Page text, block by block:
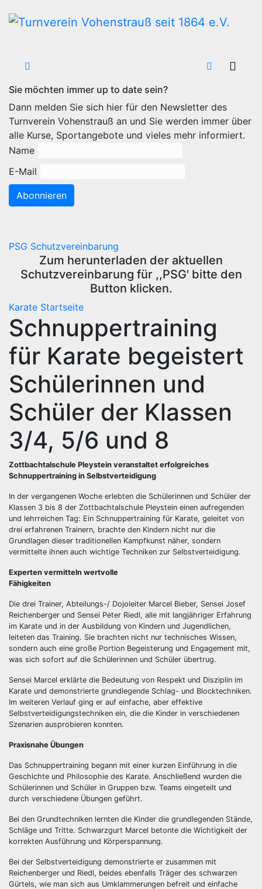
Inhalt
Sie möchten immer up to date sein?
Dann melden Sie sich hier für den Newsletter des
Turnverein Vohenstrauß an und Sie werden immer über
alle Kurse, Sportangebote und vieles mehr informiert.
Name
E-Mail
Abonnieren
PSG Schutzvereinbarung
Zum herunterladen der aktuellen
Schutzvereinbarung für ,,PSG' bitte den
Button klicken.
Karate Startseite
Schnuppertraining
für Karate begeistert
Schülerinnen und
Schüler der Klassen
3/4, 5/6 und 8
Zottbachtalschule Pleystein veranstaltet erfolgreiches
Schnuppertraining in Selbstverteidigung
In der vergangenen Woche erlebten die Schülerinnen und Schüler der
Klassen 3 bis 8 der Zottbachtalschule Pleystein einen aufregenden
und lehrreichen Tag: Ein Schnuppertraining für Karate, geleitet von
drei erfahrenen Trainern, brachte den Kindern nicht nur die
Grundlagen dieser traditionellen Kampfkunst näher, sondern
vermittelte ihnen auch wichtige Techniken zur Selbstverteidigung.
Experten vermitteln wertvolle
Fähigkeiten
Die drei Trainer, Abteilungs-/ Dojoleiter Marcel Bieber, Sensei Josef
Reichenberger und Sensei Peter Riedl, alle mit langjähriger Erfahrung
im Karate und in der Ausbildung von Kindern und Jugendlichen,
leiteten das Training. Sie brachten nicht nur technisches Wissen,
sondern auch eine große Portion Begeisterung und Engagement mit,
was sich sofort auf die Schülerinnen und Schüler übertrug.
Sensei Marcel erklärte die Bedeutung von Respekt und Disziplin im
Karate und demonstrierte grundlegende Schlag- und Blocktechniken.
Im weiteren Verlauf ging er auf einfache, aber effektive
Selbstverteidigungstechniken ein, die die Kinder in verschiedenen
Szenarien ausprobieren konnten.
Praxisnahe Übungen
Das Schnuppertraining begann mit einer kurzen Einführung in die
Geschichte und Philosophie des Karate. Anschließend wurden die
Schülerinnen und Schüler in Gruppen bzw. Teams eingeteilt und
durch verschiedene Übungen geführt.
Bei den Grundtechniken lernten die Kinder die grundlegenden Stände,
Schläge und Tritte. Schwarzgurt Marcel betonte die Wichtigkeit der
korrekten Ausführung und Körperspannung.
Bei der Selbstverteidigung demonstrierte er zusammen mit
Reichenberger und Riedl, beides ebenfalls Träger des schwarzen
Gürtels, wie man sich aus Umklammerungen befreit und einfache